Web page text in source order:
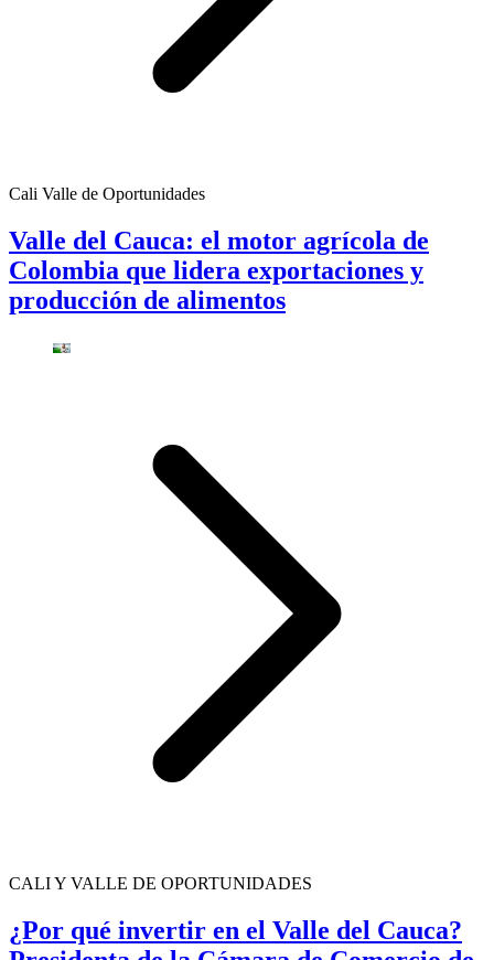
Cali Valle de Oportunidades
Valle del Cauca: el motor agrícola de
Colombia que lidera exportaciones y
producción de alimentos
CALI Y VALLE DE OPORTUNIDADES
¿Por qué invertir en el Valle del Cauca?